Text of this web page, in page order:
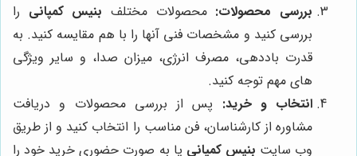
بررسی محصولات: محصولات مختلف بنیس کمپانی را
بررسی کنید و مشخصات فنی آنها را با هم مقایسه کنید. به
قدرت باددهی، مصرف انرژی، میزان صدا، و سایر ویژگی
های مهم توجه کنید.
انتخاب و خرید: پس از بررسی محصولات و دریافت
مشاوره از کارشناسان، فن مناسب را انتخاب کنید و از طریق
وب سایت بنیس کمپانی یا به صورت حضوری خرید خود را